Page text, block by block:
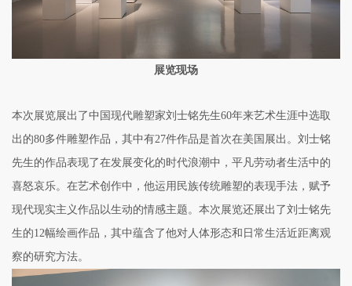
展览现场
本次展览展出了中国现代雕塑家刘士铭先生60年来艺术生涯中选取
出的80多件雕塑作品，其中有27件作品是首次在美国展出。刘士铭
先生的作品表现了在发展变化的时代浪潮中，平凡劳动者生活中的
喜怒哀乐。在艺术创作中，他运用民族传统雕塑的表现手法，赋予
现代现实主义作品以生动的情感主题。本次展览还展出了刘士铭先
生的12幅绘画作品，其中蕴含了他对人体形态和日常生活近距离观
察的研究方法。